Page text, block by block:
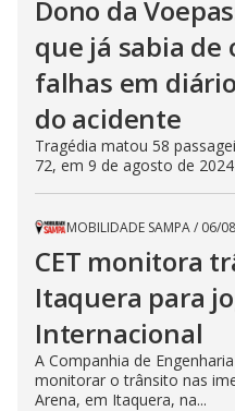
Dono da
que já sabia de
falhas em
do acidente
Tragédia matou 58
72, em 9 de agosto de 2024
MOBILIDADE SAMPA/ 06/
CET monitora
Itaquera para
Internacional
A Companhia de
monitorar o trânsito nas
Arena, em Itaquera, na...